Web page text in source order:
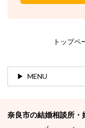
トップペ
MENU
奈良市の結婚相談所・